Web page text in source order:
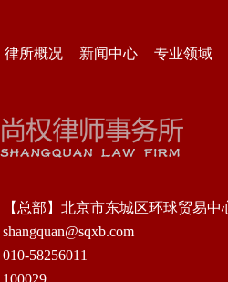
律所概况 新闻中心 专业领域
总部】北京市东城区环球贸易中
58256011